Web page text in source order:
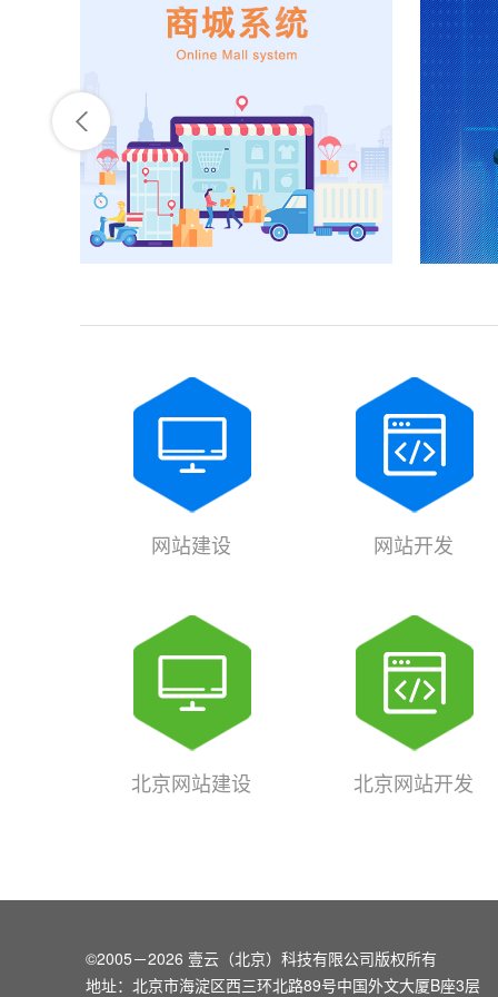
网站建设 网站开发
北京网站建设 北京网站开发
©2005－2026 壹云（北京）科技有限公司版权所有
地址：北京市海淀区西三环北路89号中国外文大厦B座3层